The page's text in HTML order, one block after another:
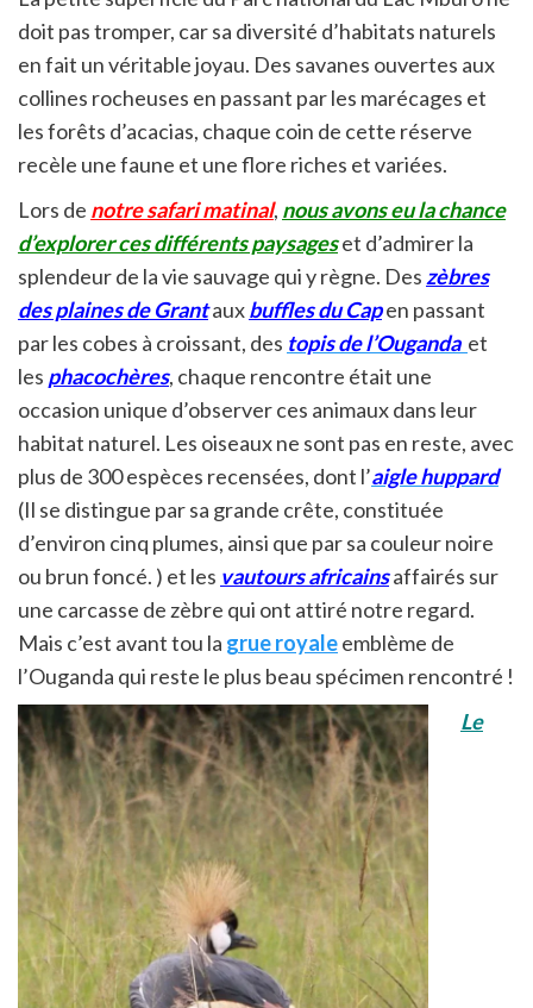
doit pas tromper, car sa diversité d’habitats naturels
en fait un véritable joyau. Des savanes ouvertes aux
collines rocheuses en passant par les marécages et
les forêts d’acacias, chaque coin de cette réserve
recèle une faune et une flore riches et variées.
Lors de notre safari matinal, nous avons eu la chance
d’explorer ces différents paysageset d’admirer la
splendeur de la vie sauvage qui y règne. Des zèbres
des plaines de Grantauxbuffles du Capen passant
par les cobes à croissant, des topis de l’Ouganda et
les phacochères, chaque rencontre était une
occasion unique d’observer ces animaux dans leur
habitat naturel. Les oiseaux ne sont pas en reste, avec
plus de 300 espèces recensées, dont l’aigle huppard
(Il se distingue par sa grande crête, constituée
d’environ cinq plumes, ainsi que par sa couleur noire
ou brun foncé. ) et les vautours africainsaffairés sur
une carcasse de zèbre qui ont attiré notre regard.
Mais c’est avant tou la grue royaleemblème de
l’Ouganda qui reste le plus beau spécimen rencontré !
Le